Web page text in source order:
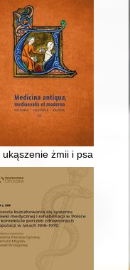
: to, co jeszcze pamiętam
ukąszenie żmii i psa